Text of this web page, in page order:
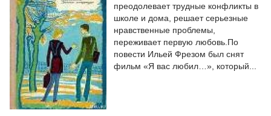
преодолевает трудные конфликты в
школе и дома, решает серьезные
нравственные проблемы,
переживает первую любовь.По
повести Ильей Фрезом был снят
фильм «Я вас любил…», который...